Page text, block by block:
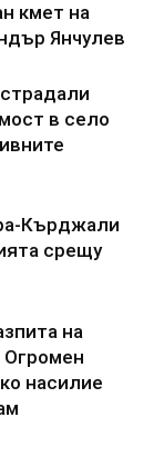
кмет на
Янчулев
в село
Кърджали
срещу
на
насилие